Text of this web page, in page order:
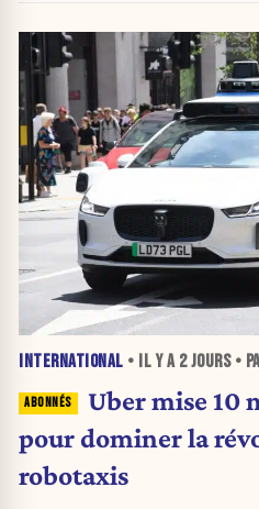
INTERNATIONAL • IL Y A 2 JOURS•
Uber mise 10
pour dominer la
robotaxis